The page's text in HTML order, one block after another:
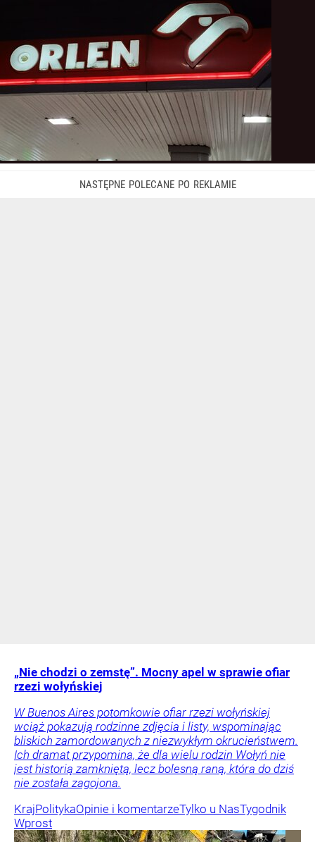
„Nie chodzi o zemstę”. Mocny apel w sprawie ofiar
rzezi wołyńskiej
W Buenos Aires potomkowie ofiar rzezi wołyńskiej
wciąż pokazują rodzinne zdjęcia i listy, wspominając
bliskich zamordowanych z niezwykłym okrucieństwem.
Ich dramat przypomina, że dla wielu rodzin Wołyń nie
jest historią zamkniętą, lecz bolesną raną, która do dziś
nie została zagojona.
KrajPolitykaOpinie i komentarzeTylko u NasTygodnik
Wprost